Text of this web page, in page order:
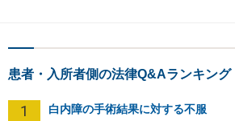
患者・入所者側の法律Q&Aランキング
1 白内障の手術結果に対する不服